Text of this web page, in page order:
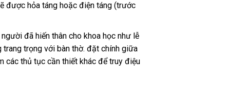
được hỏa táng hoặc điện táng (trước
đã hiến thân cho khoa học như lễ
trọng với bàn thờ. đặt chính giữa
các thủ tục cần thiết khác để truy điệu